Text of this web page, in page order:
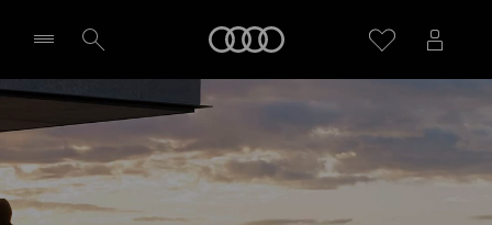
Välj återförsäljare
Design & utrustning
Aktuella erbjudanden